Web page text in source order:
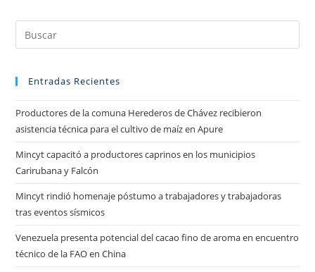
Entradas Recientes
Productores de la comuna Herederos de Chávez recibieron
asistencia técnica para el cultivo de maíz en Apure
Mincyt capacitó a productores caprinos en los municipios
Carirubana y Falcón
Mincyt rindió homenaje póstumo a trabajadores y trabajadoras
tras eventos sísmicos
Venezuela presenta potencial del cacao fino de aroma en encuentro
técnico de la FAO en China